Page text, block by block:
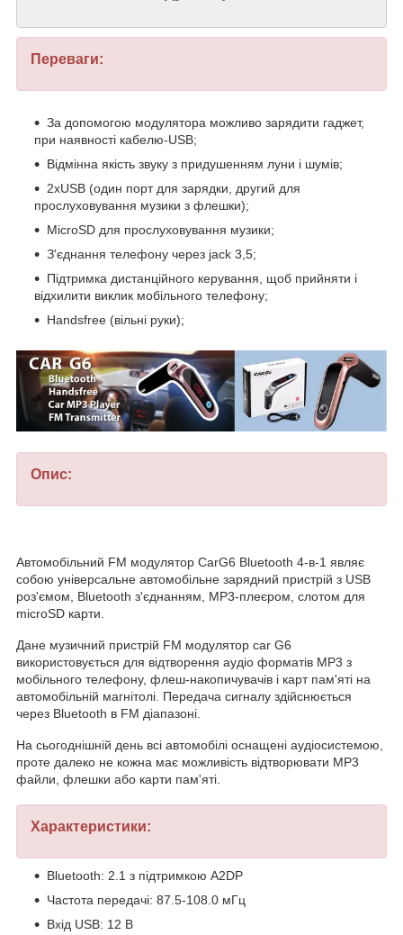
Переваги:
За допомогою модулятора можливо зарядити гаджет,
при наявності кабелю-USB;
Відмінна якість звуку з придушенням луни і шумів;
2хUSB (один порт для зарядки, другий для
прослуховування музики з флешки);
MicroSD для прослуховування музики;
З'єднання телефону через jack 3,5;
Підтримка дистанційного керування, щоб прийняти і
відхилити виклик мобільного телефону;
Handsfree (вільні руки);
Опис:
На сьогоднішній день всі автомобілі оснащені аудіосистемою,
проте далеко не кожна має можливість відтворювати MP3
файли, флешки або карти пам'яті.
Дане музичний пристрій FM модулятор car G6
використовується для відтворення аудіо форматів MP3 з
мобільного телефону, флеш-накопичувачів і карт пам'яті на
автомобільній магнітолі. Передача сигналу здійснюється
через Bluetooth в FM діапазоні.
Автомобільний FM модулятор CarG6 Bluetooth 4-в-1 являє
собою універсальне автомобільне зарядний пристрій з USB
роз'ємом, Bluetooth з'єднанням, MP3-плеєром, слотом для
microSD карти.
Характеристики:
Bluetooth: 2.1 з підтримкою A2DP
Частота передачі: 87.5-108.0 мГц
Вхід USB: 12 В